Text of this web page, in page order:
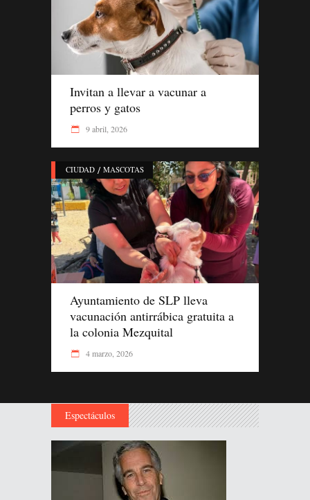
Invitan a llevar a vacunar a
perros y gatos
9 abril, 2026
CIUDAD / MASCOTAS
Ayuntamiento de SLP lleva
vacunación antirrábica gratuita a
la colonia Mezquital
4 marzo, 2026
Espectáculos